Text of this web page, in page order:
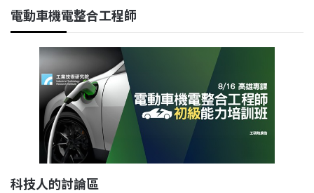
電動車機電整合工程師
科技人的討論區